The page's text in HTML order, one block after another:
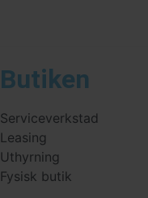
Butiken
Serviceverkstad
Leasing
Uthyrning
Fysisk butik